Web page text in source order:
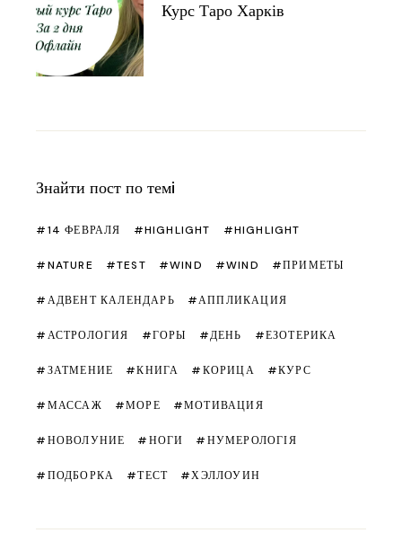
Курс Таро Харків
Знайти пост по темi
14 ФЕВРАЛЯ HIGHLIGHT HIGHLIGHT
NATURE TEST WIND WIND ПРИМЕТЫ
АДВЕНТ КАЛЕНДАРЬ АППЛИКАЦИЯ
АСТРОЛОГИЯ ГОРЫ ДЕНЬ ЕЗОТЕРИКА
ЗАТМЕНИЕ КНИГА КОРИЦА КУРС
МАССАЖ МОРЕ МОТИВАЦИЯ
НОВОЛУНИЕ НОГИ НУМЕРОЛОГІЯ
ПОДБОРКА ТЕСТ ХЭЛЛОУИН